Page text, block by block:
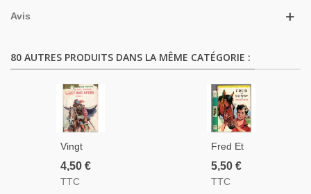
Avis
80 AUTRES PRODUITS DANS LA MÊME CATÉGORIE :
Vingt
Ans
Après,
4,50 €
TTC
Fred Et
Sunny,
Priscilla
5,50 €
TTC